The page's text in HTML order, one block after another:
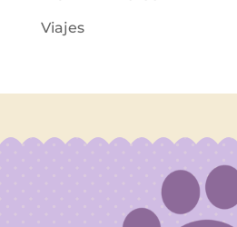
Viajes